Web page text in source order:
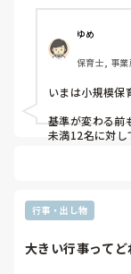
なしい子は置い
みなさんの園で
ゆめ
保育士, 事
いまは小規模保
基準が変わる前
未満12名に対し
行事・出し物
大きい行事って